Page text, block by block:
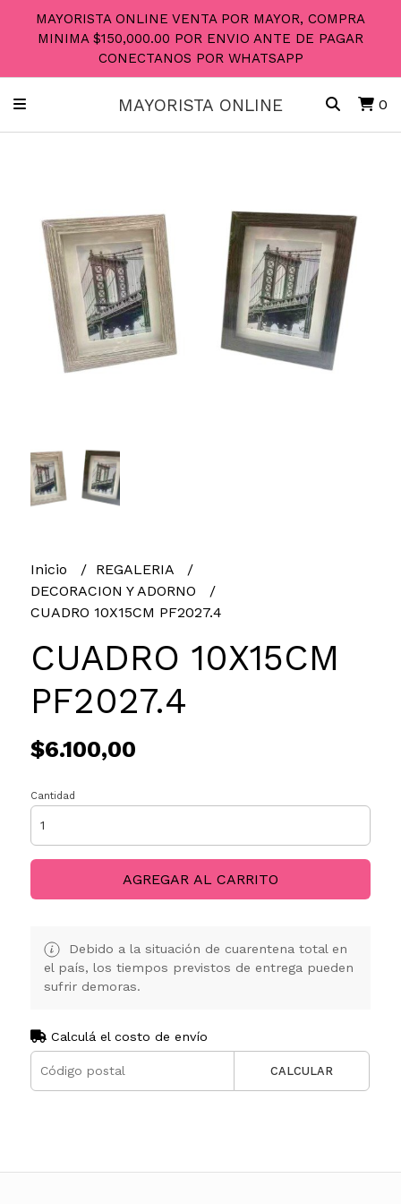
MAYORISTA ONLINE VENTA POR MAYOR, COMPRA
MINIMA $150,000.00 POR ENVIO ANTE DE PAGAR
CONECTANOS POR WHATSAPP
MAYORISTA ONLINE 0
Inicio
REGALERIA
DECORACION Y ADORNO
CUADRO 10X15CM PF2027.4
CUADRO 10X15CM
PF2027.4
$6.100,00
Cantidad
AGREGAR AL CARRITO
Debido a la situación de cuarentena total en
el país, los tiempos previstos de entrega pueden
sufrir demoras.
Calculá el costo de envío
CALCULAR